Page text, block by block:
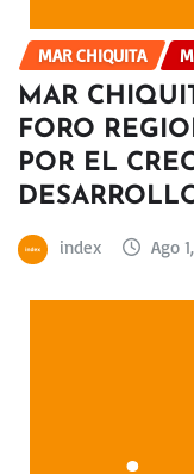
MAR CHIQUITA
MAR
FORO
POR EL
index Ago